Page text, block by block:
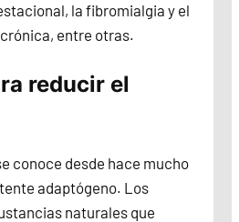
la fibromialgia y el
entre otras.
reducir el
conoce desde hace mucho
adaptógeno. Los
naturales que